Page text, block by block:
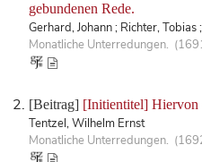
gebundenen Rede.
Gerhard, Johann ; Richter, Tobias
Monatliche Unterredungen.
[Beitrag] [Initientitel] Hiervon
Tentzel, Wilhelm Ernst
Monatliche Unterredungen.